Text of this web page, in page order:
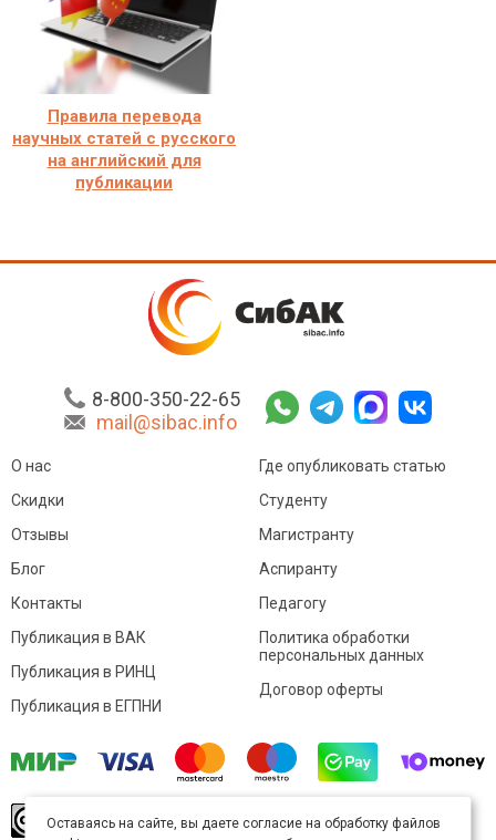
Правила перевода
научных статей с русского
на английский для
публикации
8-800-350-22-65
mail@sibac.info
О нас
Скидки
Отзывы
Блог
Контакты
Где опубликовать статью
Студенту
Магистранту
Аспиранту
Педагогу
Публикация в ВАК
Публикация в РИНЦ
Публикация в ЕГПНИ
Политика обработки
персональных данных
Договор оферты
произведение доступно полицензии Creative
Оставаясь на сайте, вы даете согласие на обработку файлов